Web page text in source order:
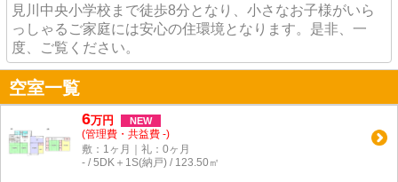
見川中央小学校まで徒歩8分となり、小さなお子様がいら
っしゃるご家庭には安心の住環境となります。是非、一
度、ご覧ください。
空室一覧
6万円 NEW
(管理費・共益費 -)
敷：1ヶ月｜礼：0ヶ月
- / 5DK＋1S(納戸) / 123.50㎡